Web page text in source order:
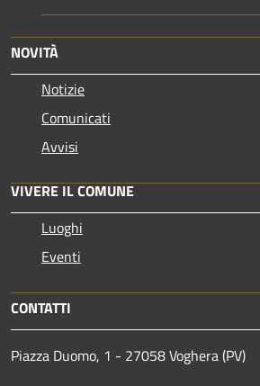
NOVITÀ
Notizie
Comunicati
Avvisi
VIVERE IL COMUNE
Luoghi
Eventi
CONTATTI
Piazza Duomo, 1 - 27058 Voghera (PV)